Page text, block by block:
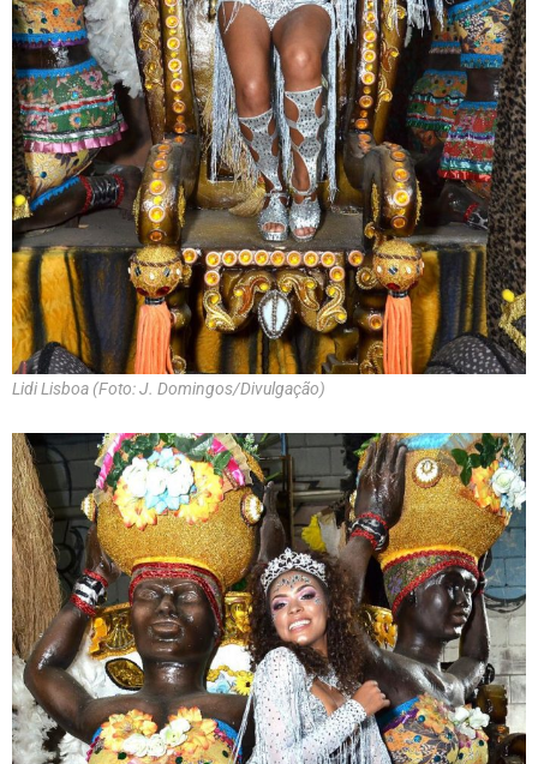
Lidi Lisboa (Foto: J. Domingos/Divulgação)